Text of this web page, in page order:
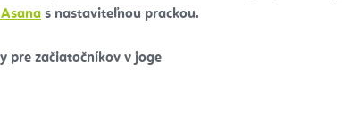
s nastaviteľnou prackou.
pre začiatočníkov v joge